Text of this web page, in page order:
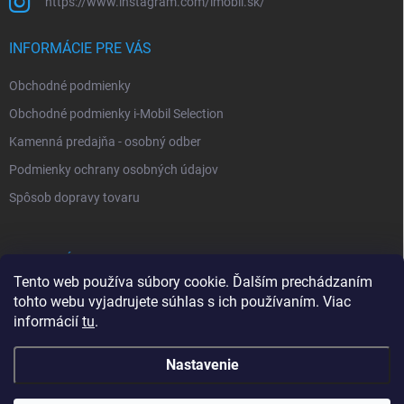
Tento web používa súbory cookie. Ďalším prechádzaním
tohto webu vyjadrujete súhlas s ich používaním. Viac
informácií tu.
Nastavenie
INFORMÁCIE PRE VÁS
Obchodné podmienky
Obchodné podmienky i-Mobil Selection
Kamenná predajňa - osobný odber
Podmienky ochrany osobných údajov
Spôsob dopravy tovaru